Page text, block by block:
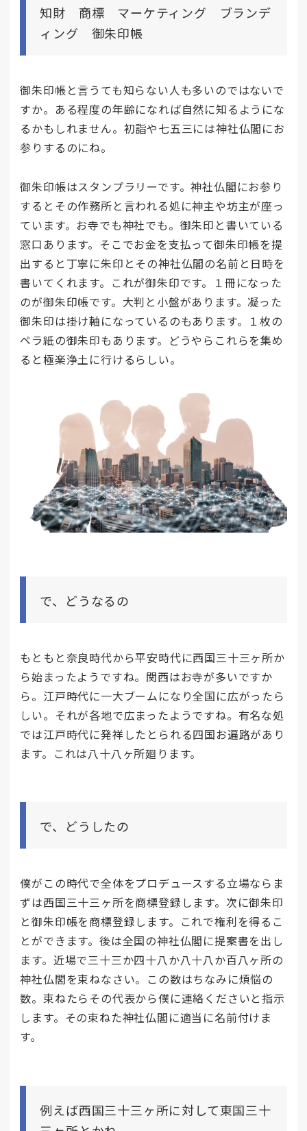
知財 商標 マーケティング ブランデ
ィング 御朱印帳
御朱印帳と言うても知らない人も多いのではないで
すか。ある程度の年齢になれば自然に知るようにな
るかもしれません。初詣や七五三には神社仏閣にお
参りするのにね。
御朱印帳はスタンプラリーです。神社仏閣にお参り
するとその作務所と言われる処に神主や坊主が座っ
ています。お寺でも神社でも。御朱印と書いている
窓口あります。そこでお金を支払って御朱印帳を提
出すると丁寧に朱印とその神社仏閣の名前と日時を
書いてくれます。これが御朱印です。１冊になった
のが御朱印帳です。大判と小盤があります。凝った
御朱印は掛け軸になっているのもあります。１枚の
ペラ紙の御朱印もあります。どうやらこれらを集め
ると極楽浄土に行けるらしい。
で、どうなるの
もともと奈良時代から平安時代に西国三十三ヶ所か
ら始まったようですね。関西はお寺が多いですか
ら。江戸時代に一大ブームになり全国に広がったら
しい。それが各地で広まったようですね。有名な処
では江戸時代に発祥したとられる四国お遍路があり
ます。これは八十八ヶ所廻ります。
で、どうしたの
僕がこの時代で全体をプロデュースする立場ならま
ずは西国三十三ヶ所を商標登録します。次に御朱印
と御朱印帳を商標登録します。これで権利を得るこ
とができます。後は全国の神社仏閣に提案書を出し
ます。近場で三十三か四十八か八十八か百八ヶ所の
神社仏閣を束ねなさい。この数はちなみに煩悩の
数。束ねたらその代表から僕に連絡くださいと指示
します。その束ねた神社仏閣に適当に名前付けま
す。
例えば西国三十三ヶ所に対して東国三十